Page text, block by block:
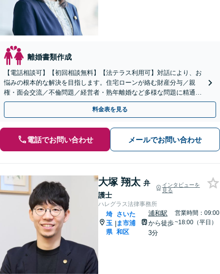
離婚書類作成
【電話相談可】【初回相談無料】【法テラス利用可】対話により、お
悩みの根本的な解決を目指します。住宅ローンが絡む財産分与／親
権・面会交流／不倫問題／経営者・熟年離婚など多様な問題に精通。
協議・調停・裁判の実績多数あり【完全個室】【大宮駅3分】
料金表を見る
電話でお問い合わせ メールでお問い合わせ
大塚 翔太 弁
護士
インタビューを
見る
ハレグラス法律事務所
埼
玉
県
|
さいた
ま市浦
和区
浦和駅
から徒歩
3分
営業時間：09:00
~18:00（平日）